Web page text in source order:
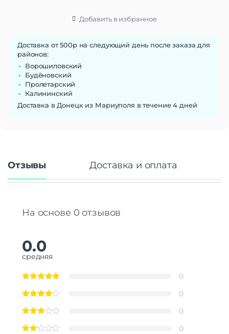
Добавить в избранное
Доставка от 500р на следующий день после заказа для
районов:
Ворошиловский
Будёновский
Пролетарский
Калининский
Доставка в Донецк из Мариуполя в течение 4 дней
Отзывы Доставка и оплата
На основе 0 отзывов
0.0
средняя
0
0
0
0